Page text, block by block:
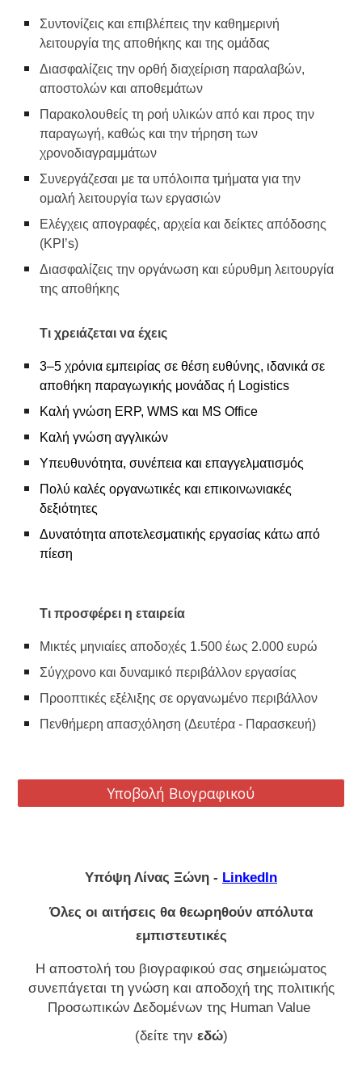
Συντονίζεις και επιβλέπεις την καθημερινή
λειτουργία της αποθήκης και της ομάδας
Διασφαλίζεις την ορθή διαχείριση παραλαβών,
αποστολών και αποθεμάτων
Παρακολουθείς τη ροή υλικών από και προς την
παραγωγή, καθώς και την τήρηση των
χρονοδιαγραμμάτων
Συνεργάζεσαι με τα υπόλοιπα τμήματα για την
ομαλή λειτουργία των εργασιών
Ελέγχεις απογραφές, αρχεία και δείκτες απόδοσης
(KPI’s)
Διασφαλίζεις την οργάνωση και εύρυθμη λειτουργία
της αποθήκης
Τι χρειάζεται να έχεις
3–5 χρόνια εμπειρίας σε θέση ευθύνης, ιδανικά σε
αποθήκη παραγωγικής μονάδας ή Logistics
Καλή γνώση ERP, WMS και MS Office
Καλή γνώση αγγλικών
Υπευθυνότητα, συνέπεια και επαγγελματισμός
Πολύ καλές οργανωτικές και επικοινωνιακές
δεξιότητες
Δυνατότητα αποτελεσματικής εργασίας κάτω από
πίεση
Τι προσφέρει η εταιρεία
Μικτές μηνιαίες αποδοχές 1.500 έως 2.000 ευρώ
Σύγχρονο και δυναμικό περιβάλλον εργασίας
Προοπτικές εξέλιξης σε οργανωμένο περιβάλλον
Πενθήμερη απασχόληση (Δευτέρα - Παρασκευή)
Υποβολή Βιογραφικού
Υπόψη Λίνας Ξώνη - LinkedIn
Όλες οι αιτήσεις θα θεωρηθούν απόλυτα
εμπιστευτικές
Η αποστολή του βιογραφικού σας σημειώματος
συνεπάγεται τη γνώση και αποδοχή της πολιτικής
Προσωπικών Δεδομένων της Human Value
(δείτε την εδώ)